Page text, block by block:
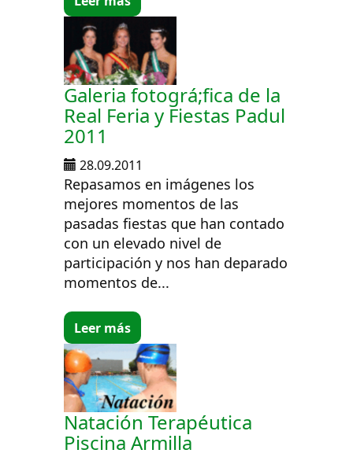
Galeria fotográ;fica de la
Real Feria y Fiestas Padul
2011
28.09.2011
Repasamos en imágenes los
mejores momentos de las
pasadas fiestas que han contado
con un elevado nivel de
participación y nos han deparado
momentos de...
Leer más
Natación Terapéutica
Piscina Armilla